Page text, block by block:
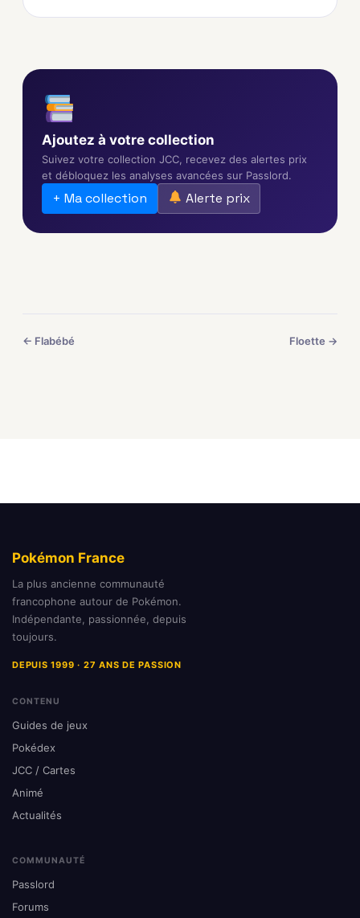
Ajoutez à votre collection
Suivez votre collection JCC, recevez des alertes prix
et débloquez les analyses avancées sur Passlord.
+ Ma collection Alerte prix
← Flabébé Floette →
Pokémon France
La plus ancienne communauté
francophone autour de Pokémon.
Indépendante, passionnée, depuis
toujours.
DEPUIS 1999 · 27 ANS DE PASSION
CONTENU
Guides de jeux
Pokédex
JCC / Cartes
Animé
Actualités
COMMUNAUTÉ
Passlord
Forums